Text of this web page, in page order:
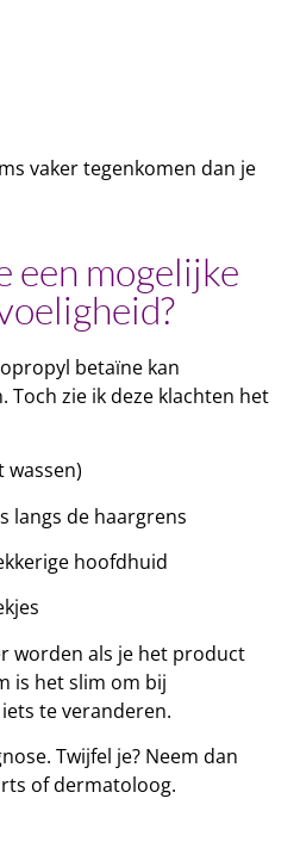
vaker tegenkomen dan je
een mogelijke
betaïne kan
Toch zie ik deze klachten het
wassen)
langs de haargrens
hoofdhuid
worden als je het product
is het slim om bij
te veranderen.
Twijfel je? Neem dan
of dermatoloog.